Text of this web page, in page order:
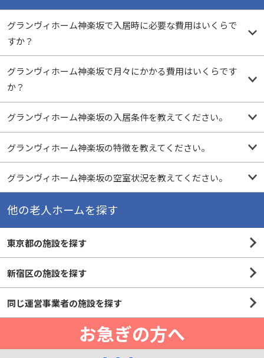
グランヴィホーム神楽坂で入居時に必要な費用はいくらで
すか？
グランヴィホーム神楽坂で月々にかかる費用はいくらです
か？
グランヴィホーム神楽坂の入居条件を教えてください。
グランヴィホーム神楽坂の特徴を教えてください。
グランヴィホーム神楽坂の空室状況を教えてください。
他の老人ホームを探す
東京都の施設を探す
新宿区の施設を探す
同じ運営事業者の施設を探す
お急ぎの方へ